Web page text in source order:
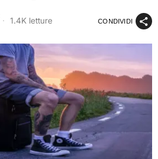
1.4K letture CONDIVIDI